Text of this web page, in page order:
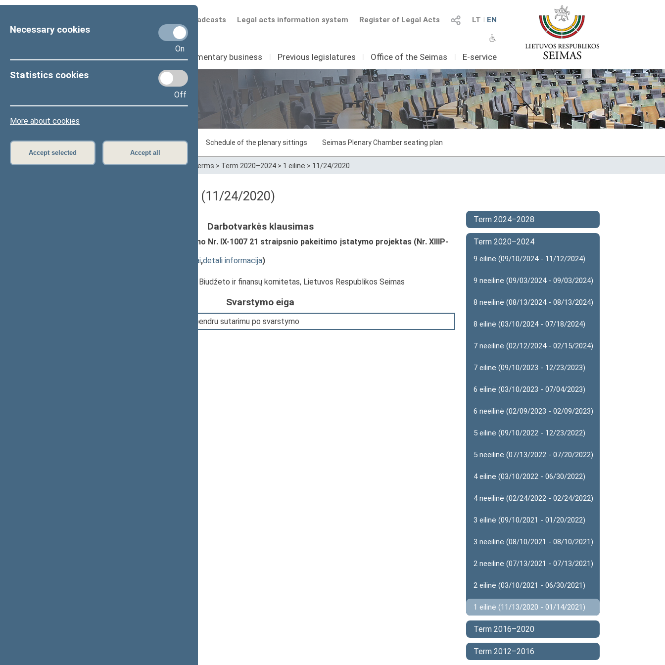
Necessary cookies
On
Statistics cookies
Off
More about cookies
Accept selected Accept all
LT I EN
Register of Legal Acts
Legal acts information system
Scheduled broadcasts
Seimas I Parliamentary business I Previous legislatures I Office of the Seimas I E-service
Sitting in progress Plenary sittings Schedule of the plenary sittings Seimas Plenary Chamber seating plan
Home>Plenary sittings>Parliamentary terms > Term 2020–2024 > 1 eilinė > 11/24/2020
Darbotvarkės klausimas (11/24/2020)
Darbotvarkės klausimas
Gyventojų pajamų mokesčio įstatymo Nr. IX-1007 21 straipsnio pakeitimo įstatymo projektas (Nr. XIIIP-
susiję dokumentai,detali informacija)
, Komiteto narys, Biudžeto ir finansų komitetas, Lietuvos Respublikos Seimas
Svarstymo eiga
Įvyko balsavimas. Pritarta bendru sutarimu po svarstymo
Term 2024–2028
Term 2020–2024
9 eilinė (09/10/2024 - 11/12/2024)
9 neeilinė (09/03/2024 - 09/03/2024)
8 neeilinė (08/13/2024 - 08/13/2024)
8 eilinė (03/10/2024 - 07/18/2024)
7 neeilinė (02/12/2024 - 02/15/2024)
7 eilinė (09/10/2023 - 12/23/2023)
6 eilinė (03/10/2023 - 07/04/2023)
6 neeilinė (02/09/2023 - 02/09/2023)
5 eilinė (09/10/2022 - 12/23/2022)
5 neeilinė (07/13/2022 - 07/20/2022)
4 eilinė (03/10/2022 - 06/30/2022)
4 neeilinė (02/24/2022 - 02/24/2022)
3 eilinė (09/10/2021 - 01/20/2022)
3 neeilinė (08/10/2021 - 08/10/2021)
2 neeilinė (07/13/2021 - 07/13/2021)
2 eilinė (03/10/2021 - 06/30/2021)
1 eilinė (11/13/2020 - 01/14/2021)
Term 2016–2020
Term 2012–2016